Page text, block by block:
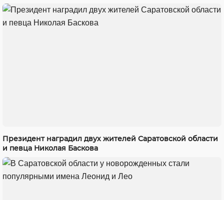
Президент наградил двух жителей Саратовской области
и певца Николая Баскова